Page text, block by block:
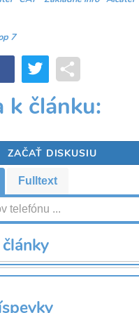
7
Twitter
k článku:
ZAČAŤ DISKUSIU
Fulltext